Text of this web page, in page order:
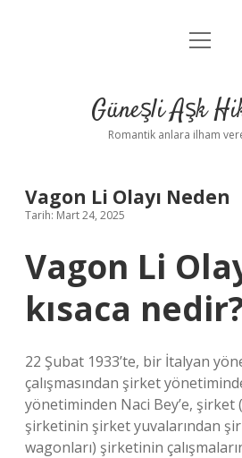
Anasayfa
Yasal Uyarı
menüyü
Güneşli Aşk
Romantik anlara ilham
Vagon Li Olayı Neden
Tarih: Mart 24, 2025
Vagon Li
kısaca
22 Şubat 1933’te, bir İtalyan
çalışmasından şirket
yönetiminden Naci Bey’e, şirket
şirketinin şirket yuvalarından
wagonları) şirketinin